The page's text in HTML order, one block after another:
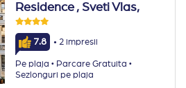
Residence , Sveti Vlas,
7.8 · 2 impresii
Pe plaja ·Parcare Gratuita ·
Sezlonguri pe plaja